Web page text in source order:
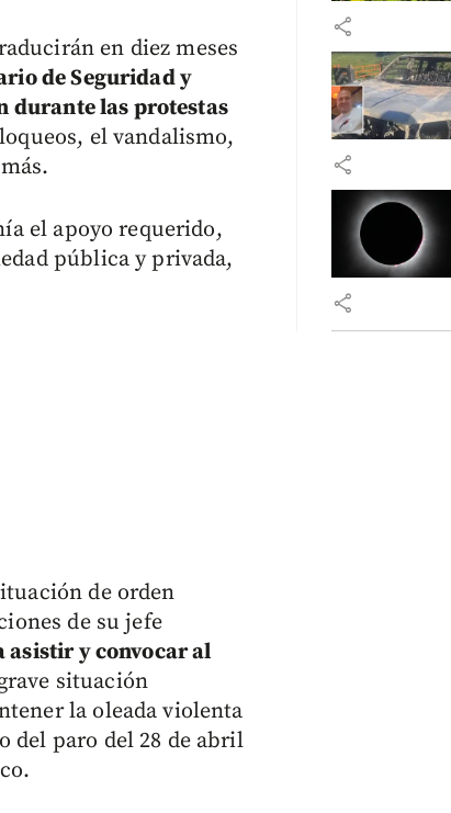
en diez meses
de Seguridad y
durante las protestas
el vandalismo,
el apoyo requerido,
pública y privada,
de orden
de su jefe
asistir y convocar al
situación
la oleada violenta
del paro del 28 de abril
share
share
share